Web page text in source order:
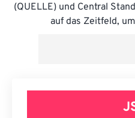
(QUELLE) und Central
auf das Zeitfeld,